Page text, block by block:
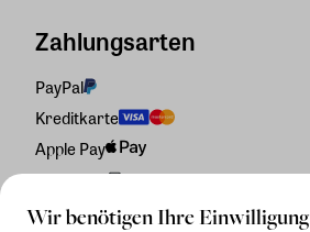
Wir benötigen Ihre Einwilligung
Zahlungsarten
PayPal
Kreditkarte
Apple Pay
Rechnung